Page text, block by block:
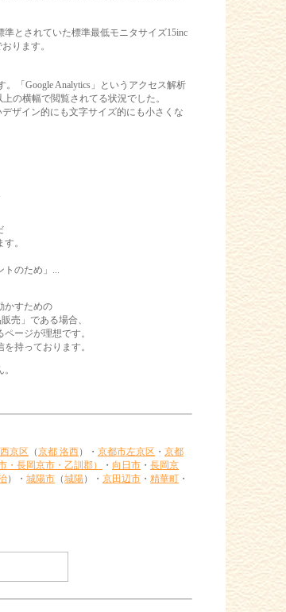
とされていた標準最低モニタサイズ15inc
ります。
「Google Analytics」というアクセス解析
の横幅で閲覧されてる状況でした。
ザイン的にも文字サイズ的にも小さくな
。
トのため」...
かすための
売」である場合、
ージが理想です。
持っております。
京区 （京都 洛西）・ 京都市左京区 ・ 京都
・長岡京市・乙訓郡） ・ 向日市 ・ 長岡京
）・ 城陽市 （城陽）・ 京田辺市 ・ 精華町 ・